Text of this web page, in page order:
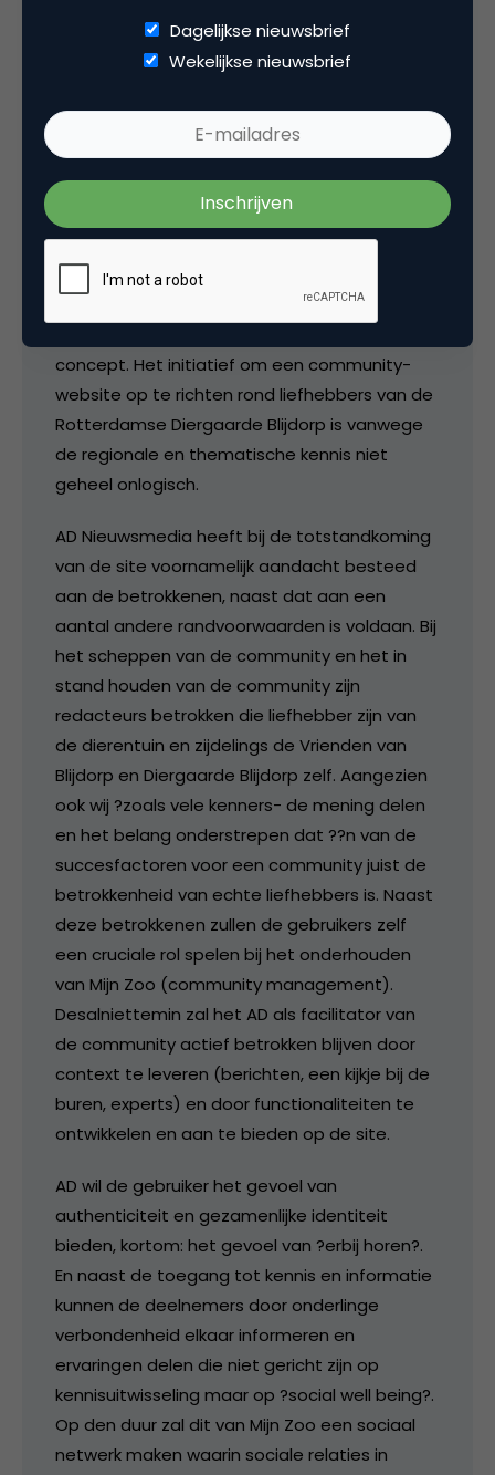
liefhebbers van dierentuinen en in de
opstartfase gericht op liefhebbers van
de eigen belevenissen en ervaringen van
bezoekers en leden ook om het voldoen aan
informatiebehoeften door bezoekers/leden
onderling en door AD Nieuwsmedia .
De lancering van Mijn Zoo past in de strategie
van AD Nieuwsmedia, die naast een aantal
concept. Het initiatief om een community-
website op te richten rond liefhebbers van de
Rotterdamse Diergaarde Blijdorp is vanwege
de regionale en thematische kennis niet
geheel onlogisch.
AD Nieuwsmedia heeft bij de totstandkoming
van de site voornamelijk aandacht besteed
aan de betrokkenen, naast dat aan een
aantal andere randvoorwaarden is voldaan. Bij
het scheppen van de community en het in
stand houden van de community zijn
redacteurs betrokken die liefhebber zijn van
de dierentuin en zijdelings de Vrienden van
Blijdorp en Diergaarde Blijdorp zelf. Aangezien
ook wij ?zoals vele kenners- de mening delen
en het belang onderstrepen dat ??n van de
succesfactoren voor een community juist de
betrokkenheid van echte liefhebbers is. Naast
deze betrokkenen zullen de gebruikers zelf
een cruciale rol spelen bij het onderhouden
van Mijn Zoo (community management).
Desalniettemin zal het AD als facilitator van
de community actief betrokken blijven door
context te leveren (berichten, een kijkje bij de
buren, experts) en door functionaliteiten te
ontwikkelen en aan te bieden op de site.
AD wil de gebruiker het gevoel van
authenticiteit en gezamenlijke identiteit
bieden, kortom: het gevoel van ?erbij horen?.
En naast de toegang tot kennis en informatie
kunnen de deelnemers door onderlinge
verbondenheid elkaar informeren en
ervaringen delen die niet gericht zijn op
kennisuitwisseling maar op ?social well being?.
Op den duur zal dit van Mijn Zoo een sociaal
netwerk maken waarin sociale relaties in
Dagelijkse nieuwsbrief
Wekelijkse nieuwsbrief